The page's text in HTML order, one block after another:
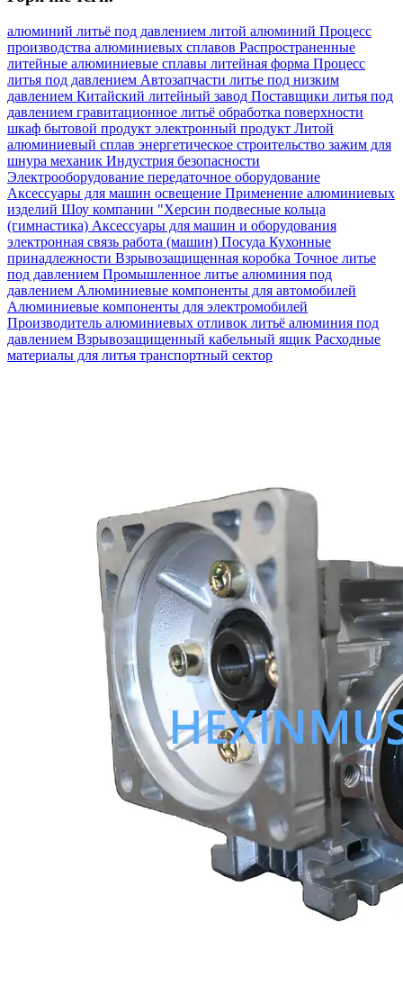
алюминий литьё под давлением литой алюминий Процесс
производства алюминиевых сплавов Распространенные
литейные алюминиевые сплавы литейная форма Процесс
литья под давлением Автозапчасти литье под низким
давлением Китайский литейный завод Поставщики литья под
давлением гравитационное литьё обработка поверхности
шкаф бытовой продукт электронный продукт Литой
алюминиевый сплав энергетическое строительство зажим для
шнура механик Индустрия безопасности
Электрооборудование передаточное оборудование
Аксессуары для машин освещение Применение алюминиевых
изделий Шоу компании "Херсин подвесные кольца
(гимнастика) Аксессуары для машин и оборудования
электронная связь работа (машин) Посуда Кухонные
принадлежности Взрывозащищенная коробка Точное литье
под давлением Промышленное литье алюминия под
давлением Алюминиевые компоненты для автомобилей
Алюминиевые компоненты для электромобилей
Производитель алюминиевых отливок литьё алюминия под
давлением Взрывозащищенный кабельный ящик Расходные
материалы для литья транспортный сектор